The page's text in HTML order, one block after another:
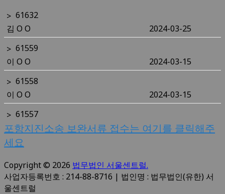
센
트
럴
61632
김 O O
2024-03-25
61559
이 O O
2024-03-15
61558
이 O O
2024-03-15
61557
윤 O O
2024-03-15
61556
61555
정 O O
포항지진소송 보완서류 접수는 여기를 클릭해주
세요
Copyright © 2026 법무법인 서울센트럴.
사업자등록번호 : 214-88-8716 | 법인명 : 법무법인(유한) 서
울센트럴